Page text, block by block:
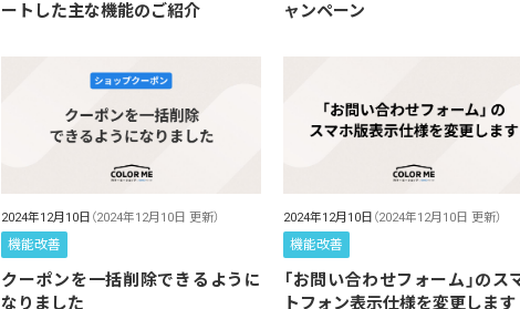
ートした主な機能のご紹介
ャンペーン
2024年12月10日 （2024年12月10日 更新）
機能改善
クーポンを一括削除できるように
なりました
2024年12月10日 （2024年12月10日 更新）
機能改善
「お問い合わせフォーム」のス
トフォン表示仕様を変更します